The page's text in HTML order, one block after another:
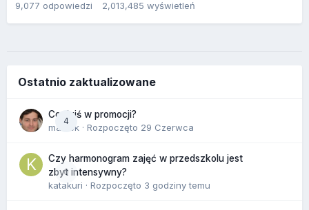
9,077 odpowiedzi 2,013,485 wyświetleń
Ostatnio zaktualizowane
4
Co dziś w promocji?
maciek · Rozpoczęto 29 Czerwca
0
Czy harmonogram zajęć w przedszkolu jest
zbyt intensywny?
katakuri · Rozpoczęto 3 godziny temu